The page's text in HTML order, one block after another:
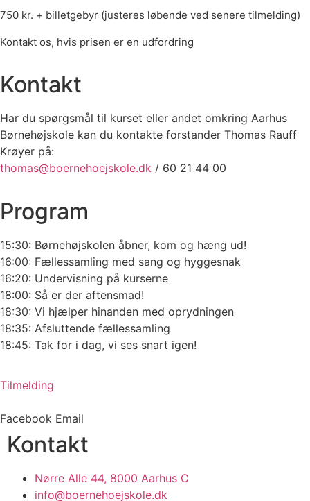
750 kr. + billetgebyr (justeres løbende ved senere tilmelding)
Kontakt os, hvis prisen er en udfordring
Kontakt
Har du spørgsmål til kurset eller andet omkring Aarhus
Børnehøjskole kan du kontakte forstander Thomas Rauff
Krøyer på:
thomas@boernehoejskole.dk / 60 21 44 00
Program
15:30: Børnehøjskolen åbner, kom og hæng ud!
16:00: Fællessamling med sang og hyggesnak
16:20: Undervisning på kurserne
18:00: Så er der aftensmad!
18:30: Vi hjælper hinanden med oprydningen
18:35: Afsluttende fællessamling
18:45: Tak for i dag, vi ses snart igen!
Tilmelding
Facebook Email
Kontakt
Nørre Alle 44, 8000 Aarhus C
info@boernehoejskole.dk